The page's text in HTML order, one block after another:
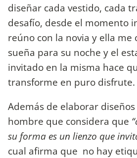
diseñar cada vestido, cada
desafío, desde el momento
reúno con la novia y ella me
sueña para su noche y el
invitado en la misma hace
transforme en puro disfrute.
Además de elaborar
hombre que considera que
su forma es un lienzo que
cual afirma que no hay